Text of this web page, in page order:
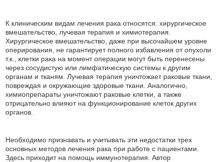
К клиническим видам лечения рака относятся: хирургическое
вмешательство, лучевая терапия и химиотерапия.
Хирургическое вмешательство, даже при высочайшем уровне
оперирования, не гарантирует полного избавления от опухоли
т.к., клетки рака на момент операции могут быть перенесены
через сосудистую или лимфатическую системы к другим
органам и тканям. Лучевая терапия уничтожает раковые ткани,
повреждая и окружающие здоровые ткани. Аналогично,
химиопрепараты уничтожают раковые клетки, а также
отрицательно влияют на функционирование клеток других
органов.
Необходимо признавать и учитывать эти недостатки трех
основных методов лечения рака при работе с пациентами.
Здесь приходит на помощь иммунотерапия. Автор